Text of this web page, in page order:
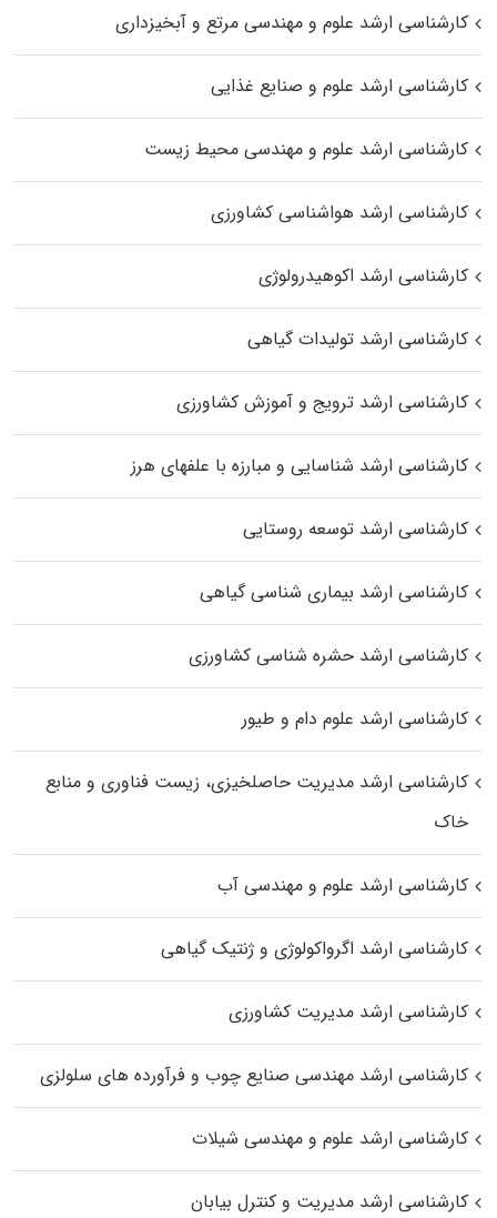
کارشناسی ارشد علوم و مهندسی مرتع و آبخیزداری
کارشناسی ارشد علوم و صنایع غذایی
کارشناسی ارشد علوم و مهندسی محیط زیست
کارشناسی ارشد هواشناسی کشاورزی
کارشناسی ارشد اکوهیدرولوژی
کارشناسی ارشد تولیدات گیاهی
کارشناسی ارشد ترویج و آموزش کشاورزی
کارشناسی ارشد شناسایی و مبارزه با علفهای هرز
کارشناسی ارشد توسعه روستایی
کارشناسی ارشد بیماری‌ شناسی گیاهی
کارشناسی ارشد حشره‌ شناسی کشاورزی
کارشناسی ارشد علوم دام و طیور
کارشناسی ارشد مدیریت حاصلخیزی، زیست فناوری و منابع
خاک
کارشناسی ارشد علوم و مهندسی آب
کارشناسی ارشد اگرواکولوژی و ژنتیک گیاهی
کارشناسی ارشد مدیریت کشاورزی
کارشناسی ارشد مهندسی صنایع چوب و فرآورده‌ های سلولزی
کارشناسی ارشد علوم و مهندسی شیلات
کارشناسی ارشد مدیریت و کنترل بیابان